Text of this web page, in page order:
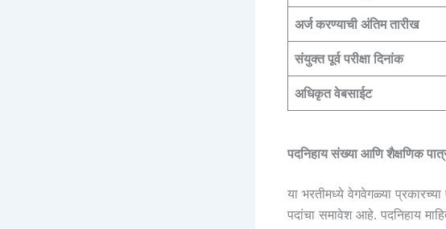
अर्ज करण्याची अंतिम तारीख
संयुक्त पूर्व परीक्षा दिनांक
अधिकृत वेबसाईट
पदनिहाय संख्या आणि शैक्षणिक
या भरतीमध्ये वेगवेगळ्या
पदांचा समावेश आहे. पदनिहाय